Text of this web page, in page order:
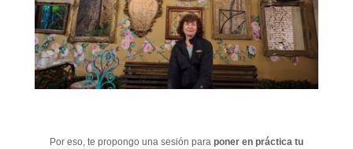
Por eso, te propongo una sesión para poner en práctica tu